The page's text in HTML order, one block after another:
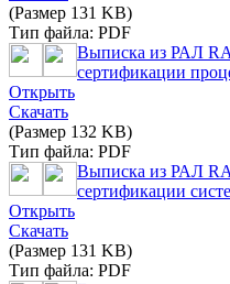
(Размер 131 KB)
Тип файла: PDF
Выписка из РАЛ
сертификации
Открыть
Скачать
(Размер 132 KB)
Тип файла: PDF
Выписка из РАЛ
сертификации
Открыть
Скачать
(Размер 131 KB)
Тип файла: PDF